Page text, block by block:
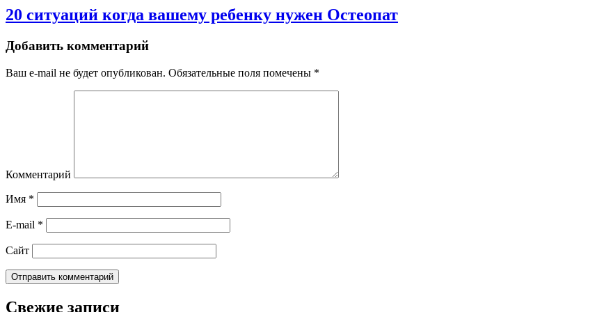
20 ситуаций когда вашему ребенку нужен Остеопат
Добавить комментарий
Ваш e-mail не будет опубликован. Обязательные поля помечены *
Комментарий
Имя *
E-mail *
Сайт
Свежие записи